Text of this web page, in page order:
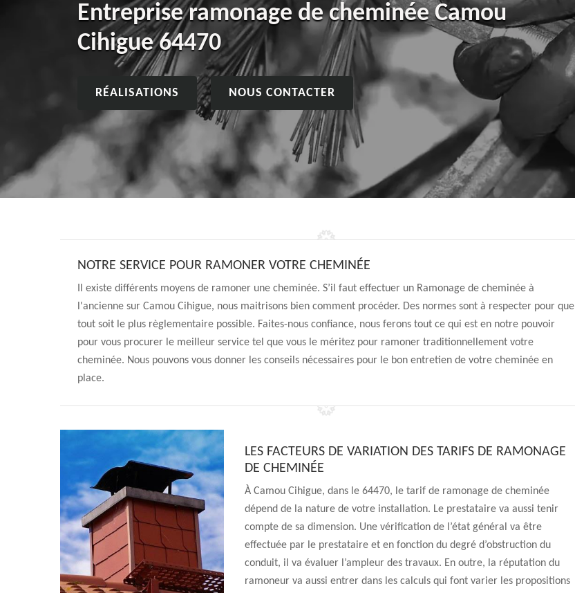
Entreprise ramonage de cheminée Camou
Cihigue 64470
RÉALISATIONS NOUS CONTACTER
NOTRE SERVICE POUR RAMONER VOTRE CHEMINÉE
Il existe différents moyens de ramoner une cheminée. S’il faut effectuer un Ramonage de cheminée à
l'ancienne sur Camou Cihigue, nous maitrisons bien comment procéder. Des normes sont à respecter pour que
tout soit le plus règlementaire possible. Faites-nous confiance, nous ferons tout ce qui est en notre pouvoir
pour vous procurer le meilleur service tel que vous le méritez pour ramoner traditionnellement votre
cheminée. Nous pouvons vous donner les conseils nécessaires pour le bon entretien de votre cheminée en
place.
LES FACTEURS DE VARIATION DES TARIFS DE RAMONAGE
DE CHEMINÉE
À Camou Cihigue, dans le 64470, le tarif de ramonage de cheminée
dépend de la nature de votre installation. Le prestataire va aussi tenir
compte de sa dimension. Une vérification de l’état général va être
effectuée par le prestataire et en fonction du degré d’obstruction du
conduit, il va évaluer l’ampleur des travaux. En outre, la réputation du
ramoneur va aussi entrer dans les calculs qui font varier les propositions